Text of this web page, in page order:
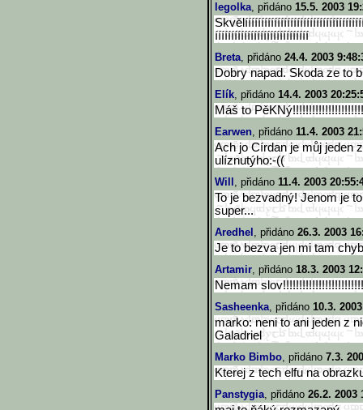
legolka, přidáno 15.5. 2003
Skvělííííííííííííííííííííííííí
ííííííííííííííííííííííííííííí
Breta, přidáno 24.4. 2003
Dobry napad. Skoda ze to
Elík, přidáno 14.4. 2003
Máš to
Earwen, přidáno 11.4. 2003
Ach jo Círdan je můj jeden
ulíznutýho:-((
Will , přidáno 11.4. 2003
To je bezvadný! Jenom je
super...
Aredhel , přidáno 26.3. 2003
Je to bezva jen mi tam
Artamir, přidáno 18.3. 2003
Nemam
Sasheenka, přidáno 10.3.
marko: neni to ani jeden z
Galadriel
Marko Bimbo, přidáno 7.3.
Kterej z tech elfu na
Panstygia, přidáno 26.2. 2003